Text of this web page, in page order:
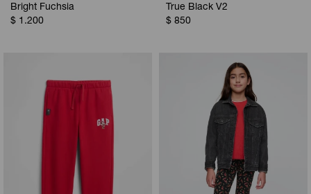
Bright Fuchsia
$ 1.200
True Black V2
$ 850